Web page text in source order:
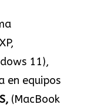
11),
en equipos
(MacBook